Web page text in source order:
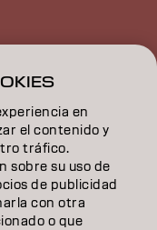
en
el contenido y
tráfico.
sobre su uso de
de publicidad
con otra
o que